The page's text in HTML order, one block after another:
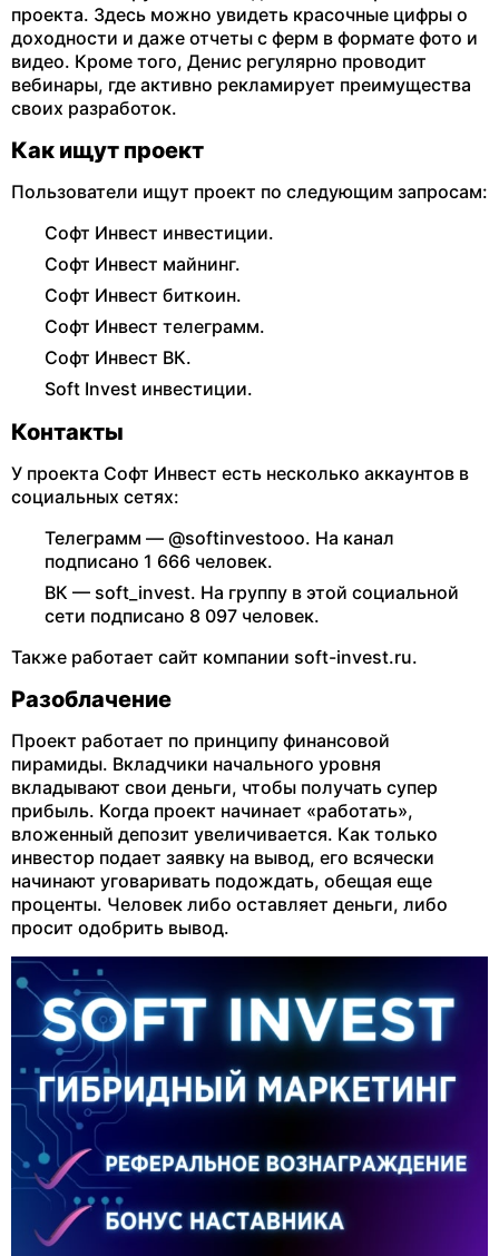
проекта. Здесь можно увидеть красочные цифры о
доходности и даже отчеты с ферм в формате фото и
видео. Кроме того, Денис регулярно проводит
вебинары, где активно рекламирует преимущества
своих разработок.
Как ищут проект
Пользователи ищут проект по следующим запросам:
Софт Инвест инвестиции.
Софт Инвест майнинг.
Софт Инвест биткоин.
Софт Инвест телеграмм.
Софт Инвест ВК.
Soft Invest инвестиции.
Контакты
У проекта Софт Инвест есть несколько аккаунтов в
социальных сетях:
Телеграмм — @softinvestooo. На канал
подписано 1 666 человек.
ВК — soft_invest. На группу в этой социальной
сети подписано 8 097 человек.
Также работает сайт компании soft-invest.ru.
Разоблачение
Проект работает по принципу финансовой
пирамиды. Вкладчики начального уровня
вкладывают свои деньги, чтобы получать супер
прибыль. Когда проект начинает «работать»,
вложенный депозит увеличивается. Как только
инвестор подает заявку на вывод, его всячески
начинают уговаривать подождать, обещая еще
проценты. Человек либо оставляет деньги, либо
просит одобрить вывод.